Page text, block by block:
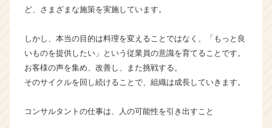
が
く
就
活
サ
イ
チ
ど、さまざまな施策を実施しています。
しかし、本当の目的は料理を変えることではなく、「もっと良
いものを提供したい」という従業員の意識を育てることです。
お客様の声を集め、改善し、また挑戦する。
そのサイクルを回し続けることで、組織は成長していきます。
コンサルタントの仕事は、人の可能性を引き出すこと